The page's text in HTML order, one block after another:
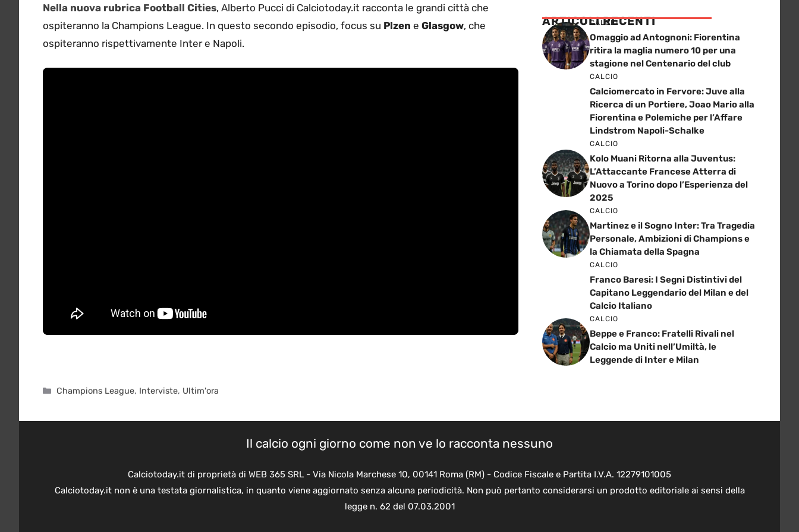
Nella nuova rubrica Football Cities, Alberto Pucci di Calciotoday.it racconta le grandi città che
ospiteranno la Champions League. In questo secondo episodio, focus su Plzen e Glasgow, che
ospiteranno rispettivamente Inter e Napoli.
Categorie
Champions League, Interviste, Ultim'ora
ARTICOLI RECENTI
CALCIO
Omaggio ad Antognoni: Fiorentina
ritira la maglia numero 10 per una
stagione nel Centenario del club
CALCIO
Calciomercato in Fervore: Juve alla
Ricerca di un Portiere, Joao Mario alla
Fiorentina e Polemiche per l’Affare
Lindstrom Napoli-Schalke
CALCIO
Kolo Muani Ritorna alla Juventus:
L’Attaccante Francese Atterra di
Nuovo a Torino dopo l’Esperienza del
2025
CALCIO
Martinez e il Sogno Inter: Tra Tragedia
Personale, Ambizioni di Champions e
la Chiamata della Spagna
CALCIO
Franco Baresi: I Segni Distintivi del
Capitano Leggendario del Milan e del
Calcio Italiano
CALCIO
Beppe e Franco: Fratelli Rivali nel
Calcio ma Uniti nell’Umiltà, le
Leggende di Inter e Milan
Il calcio ogni giorno come non ve lo racconta nessuno
Calciotoday.it di proprietà di WEB 365 SRL - Via Nicola Marchese 10, 00141 Roma (RM) - Codice Fiscale e Partita I.V.A. 12279101005
Calciotoday.it non è una testata giornalistica, in quanto viene aggiornato senza alcuna periodicità. Non può pertanto considerarsi un prodotto editoriale ai sensi della
legge n. 62 del 07.03.2001